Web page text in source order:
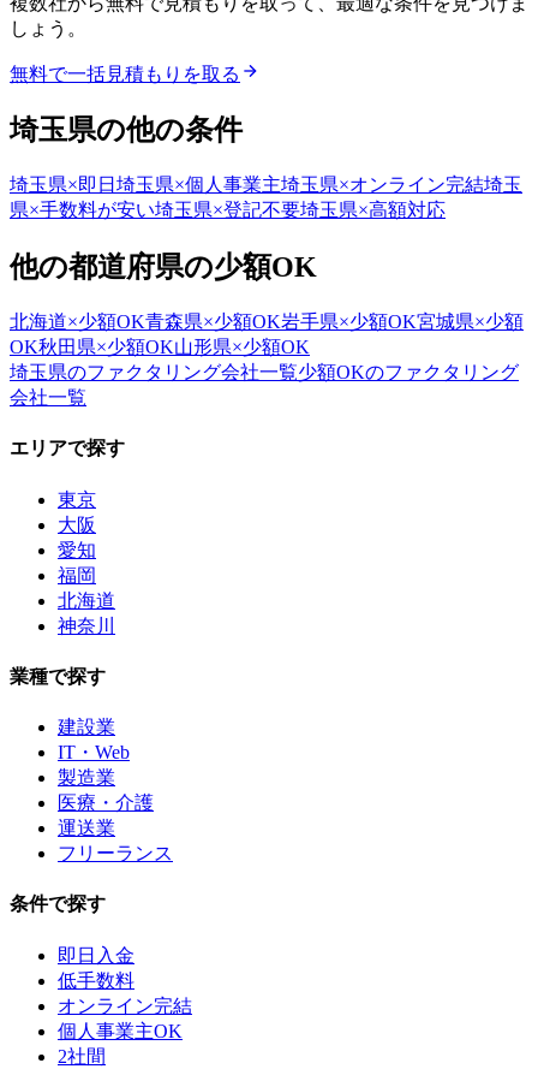
しょう。
無料で一括見積もりを取る
埼玉県の他の条件
埼玉県×即日 埼玉県×個人事業主埼玉県×オンライン完結埼玉
県×手数料が安い埼玉県×登記不要埼玉県×高額対応
他の都道府県の少額OK
北海道×少額OK青森県×少額OK岩手県×少額OK宮城県×少額
OK秋田県×少額OK山形県×少額OK
埼玉県のファクタリング会社一覧少額OKのファクタリング
会社一覧
エリアで探す
東京
大阪
愛知
福岡
北海道
神奈川
業種で探す
建設業
IT・Web
製造業
医療・介護
運送業
フリーランス
条件で探す
即日入金
低手数料
オンライン完結
個人事業主OK
2社間